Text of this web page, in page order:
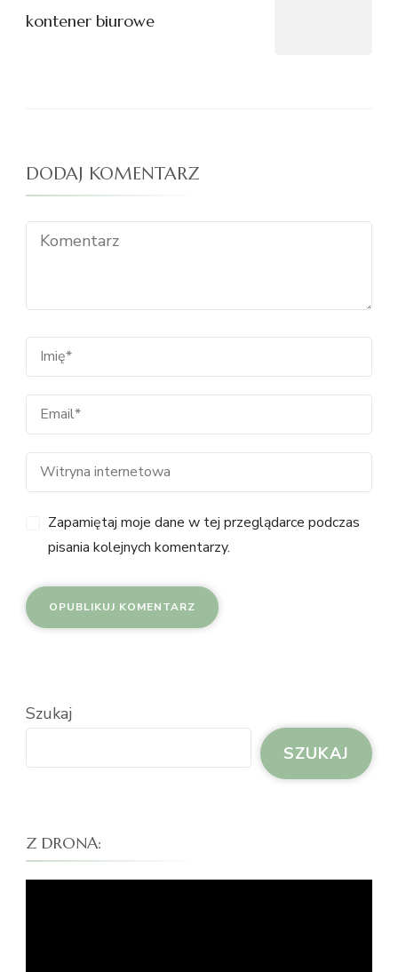
kontener biurowe
DODAJ KOMENTARZ
Zapamiętaj moje dane w tej przeglądarce podczas
pisania kolejnych komentarzy.
Szukaj
SZUKAJ
Z DRONA: